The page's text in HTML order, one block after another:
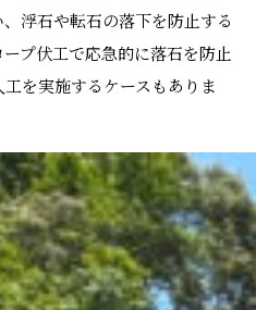
浮石や転石の落下を防止する
プ伏工で応急的に落石を防止
を実施するケースもありま